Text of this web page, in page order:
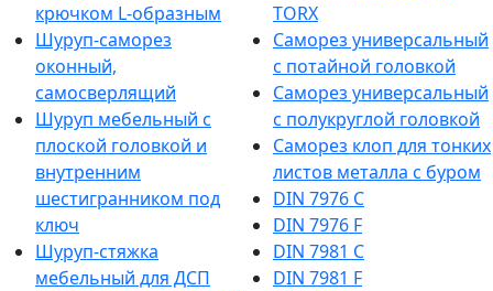
крючком L-образным
Шуруп-саморез
оконный,
самосверлящий
Шуруп мебельный с
плоской головкой и
внутренним
шестигранником под
ключ
Шуруп-стяжка
мебельный для ДСП
TORX
Саморез универсальный
с потайной головкой
Саморез универсальный
с полукруглой головкой
Саморез клоп для тонких
листов металла с буром
DIN 7976 C
DIN 7976 F
DIN 7981 C
DIN 7981 F